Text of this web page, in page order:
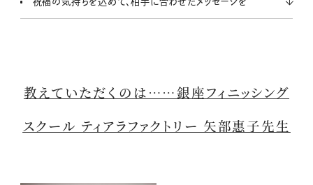
教えていただくのは……銀座フィニッシング
スクール ティアラファクトリー 矢部惠子先生